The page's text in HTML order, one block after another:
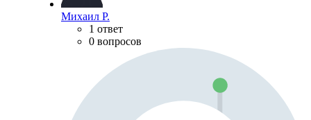
Михаил Р.
1 ответ
0 вопросов